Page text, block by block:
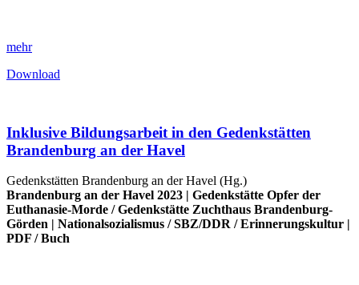
mehr
Download
Inklusive Bildungsarbeit in den Gedenkstätten
Brandenburg an der Havel
Gedenkstätten Brandenburg an der Havel (Hg.)
Brandenburg an der Havel 2023 | Gedenkstätte Opfer der
Euthanasie-Morde /Gedenkstätte Zuchthaus Brandenburg-
Görden | Nationalsozialismus /SBZ/DDR /Erinnerungskultur |
PDF /Buch